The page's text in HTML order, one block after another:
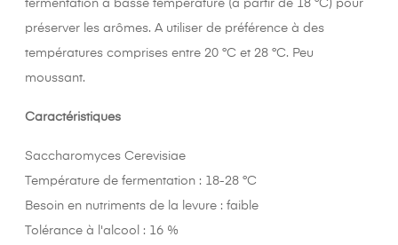
fermentation à basse température (à partir de 18 °C) pour
préserver les arômes. A utiliser de préférence à des
températures comprises entre 20 °C et 28 °C. Peu
moussant.
Caractéristiques
Saccharomyces Cerevisiae
Température de fermentation : 18-28 °C
Besoin en nutriments de la levure : faible
Tolérance à l'alcool : 16 %